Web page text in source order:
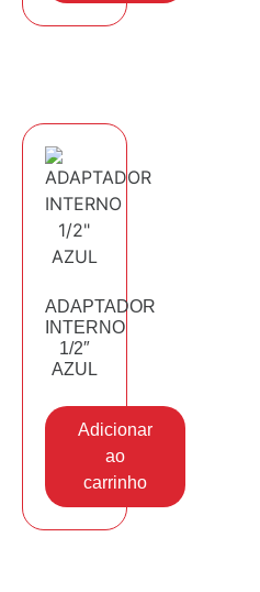
ADAPTADOR
INTERNO
1/2″
AZUL
Adicionar
ao
carrinho